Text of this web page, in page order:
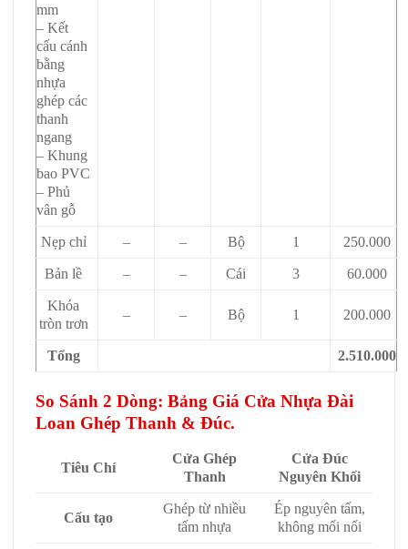
mm
– Kết
cấu cánh
bằng
nhựa
ghép các
thanh
ngang
– Khung
bao PVC
– Phủ
vân gỗ
Nẹp chỉ – – Bộ 1 250.000
Bản lề – – Cái 3 60.000
Khóa
tròn trơn
– – Bộ 1 200.000
Tổng 2.510.000
So Sánh 2 Dòng: Bảng Giá Cửa Nhựa Đài
Loan Ghép Thanh & Đúc.
Tiêu Chí
Cửa Ghép
Thanh
Cửa Đúc
Nguyên Khối
Cấu tạo
Ghép từ nhiều
tấm nhựa
Ép nguyên tấm,
không mối nối